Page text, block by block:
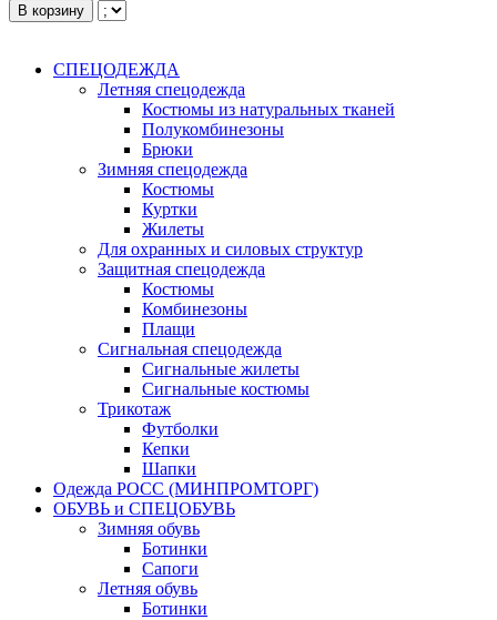
В корзину
СПЕЦОДЕЖДА
Летняя спецодежда
Костюмы из натуральных тканей
Полукомбинезоны
Брюки
Зимняя спецодежда
Костюмы
Куртки
Жилеты
Для охранных и силовых структур
Защитная спецодежда
Костюмы
Комбинезоны
Плащи
Сигнальная спецодежда
Сигнальные жилеты
Сигнальные костюмы
Трикотаж
Футболки
Кепки
Шапки
Одежда РОСС (МИНПРОМТОРГ)
ОБУВЬ и СПЕЦОБУВЬ
Зимняя обувь
Ботинки
Сапоги
Летняя обувь
Ботинки